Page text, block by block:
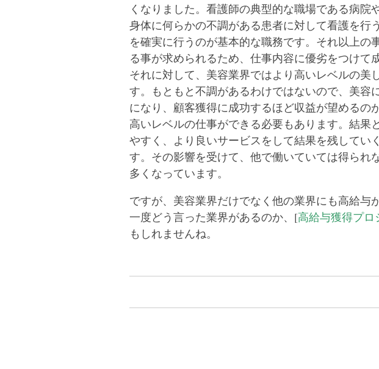
くなりました。看護師の典型的な職場である病院
身体に何らかの不調がある患者に対して看護を行
を確実に行うのが基本的な職務です。それ以上の
る事が求められるため、仕事内容に優劣をつけて
それに対して、美容業界ではより高いレベルの美
す。もともと不調があるわけではないので、美容
になり、顧客獲得に成功するほど収益が望めるの
高いレベルの仕事ができる必要もあります。結果
やすく、より良いサービスをして結果を残してい
す。その影響を受けて、他で働いていては得られ
多くなっています。
ですが、美容業界だけでなく他の業界にも高給与
一度どう言った業界があるのか、[高給与獲得プロ
もしれませんね。